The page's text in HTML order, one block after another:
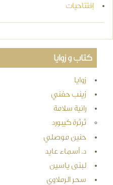
إفتتاحيات
كتاب و زوايا
زوايا
زينب حفني
رانية سلامة
ثرثرة كيبورد
حنين موصلي
د. أسماء عايد
لبنى ياسين
سحر الرملاوي